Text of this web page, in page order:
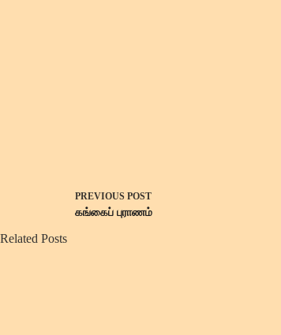
PREVIOUS POST
கங்கைப் புராணம்
Related Posts